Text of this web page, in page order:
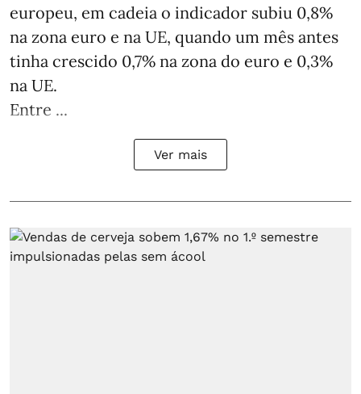
europeu, em cadeia o indicador subiu 0,8%
na zona euro e na UE, quando um mês antes
tinha crescido 0,7% na zona do euro e 0,3%
na UE.
Entre ...
Ver mais